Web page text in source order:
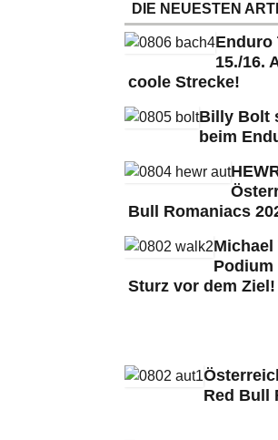
DIE NEUESTEN
Enduro
15./16.
coole Strecke!
Billy Bolt
beim
Bull Romaniacs
Podium
Sturz vor dem Ziel!
Red Bull